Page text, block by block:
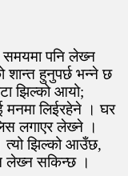
समयमा पनि लेख्‍न
हुनुपर्छ भन्ने छ
झिल्को आयो;
मनमा लिईरहेने । घर
लगाएर लेख्‍ने ।
झिल्को आउँछ,
लेख्‍न सकिन्छ ।